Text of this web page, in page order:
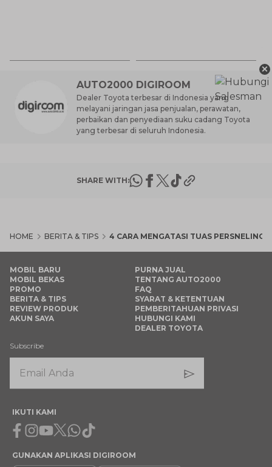
AUTO2000 DIGIROOM
Dealer Toyota terbesar di Indonesia yang
melayani jaringan jasa penjualan, perawatan,
perbaikan dan penyediaan suku cadang Toyota
yang terbesar di seluruh Indonesia.
SHARE WITH:
HOME BERITA & TIPS 4 CARA MENGATASI TUAS PERSNELING
×
MOBIL BARU
MOBIL BEKAS
PROMO
BERITA & TIPS
REVIEW PRODUK
AKUN SAYA
PURNA JUAL
TENTANG AUTO2000
FAQ
SYARAT & KETENTUAN
PEMBERITAHUAN PRIVASI
HUBUNGI KAMI
DEALER TOYOTA
Subscribe
IKUTI KAMI
Facebook
Instagram
Youtube
X Whatsapp
Tiktok
GUNAKAN APLIKASI DIGIROOM